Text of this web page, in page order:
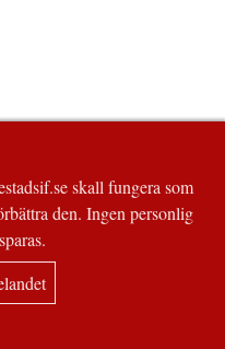
skall fungera som
den. Ingen personlig